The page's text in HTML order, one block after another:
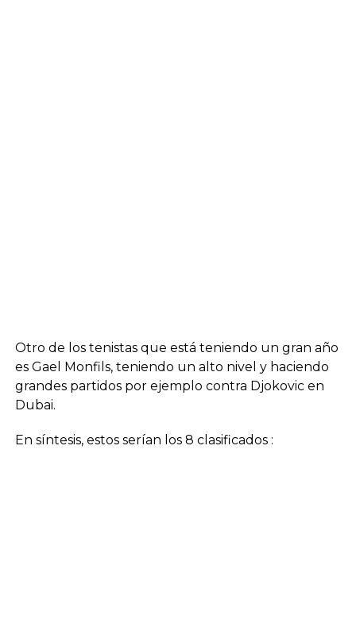
Otro de los tenistas que está teniendo un gran año
es Gael Monfils, teniendo un alto nivel y haciendo
grandes partidos por ejemplo contra Djokovic en
Dubai.
En síntesis, estos serían los 8 clasificados :